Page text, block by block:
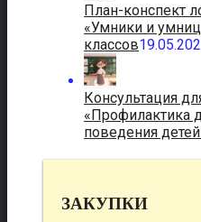
План-конспект
«Умники и
классов
Консультация
«Профилактика
поведения
ЗАКУПКИ